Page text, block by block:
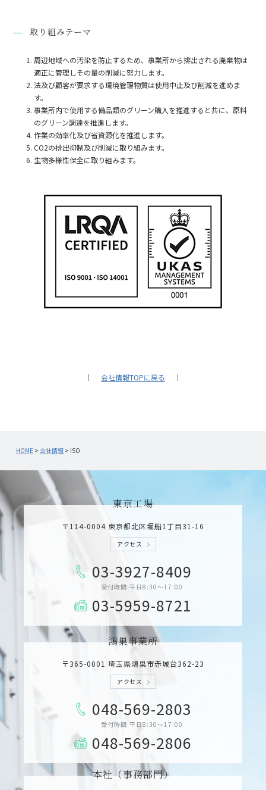
取り組みテーマ
周辺地域への汚染を防止するため、事業所から排出される廃棄物は
適正に管理しその量の削減に努力します。
法及び顧客が要求する環境管理物質は使用中止及び削減を進めま
す。
事業所内で使用する備品類のグリーン購入を推進すると共に、原料
のグリーン調達を推進します。
作業の効率化及び省資源化を推進します。
CO2の排出抑制及び削減に取り組みます。
生物多様性保全に取り組みます。
｜ 会社情報TOPに戻る ｜
HOME> 会社情報> ISO
東京工場
〒114-0004 東京都北区堀船1丁目31­-16
アクセス
03-3927-8409
受付時間:平日8:30～17:00
03-5959-8721
鴻巣事業所
〒365-0001 埼玉県鴻巣市赤城台362­-23
アクセス
048-569-2803
受付時間:平日8:30～17:00
048-569-2806
本社（事務部門）